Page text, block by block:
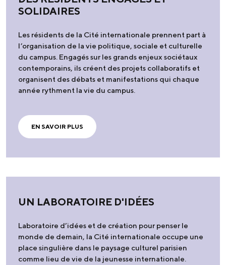
SOLIDAIRES
Les résidents de la Cité internationale prennent part à
l’organisation de la vie politique, sociale et culturelle
du campus. Engagés sur les grands enjeux sociétaux
contemporains, ils créent des projets collaboratifs et
organisent des débats et manifestations qui chaque
année rythment la vie du campus.
EN SAVOIR PLUS
UN LABORATOIRE D'IDÉES
Laboratoire d’idées et de création pour penser le
monde de demain, la Cité internationale occupe une
place singulière dans le paysage culturel parisien
comme lieu de vie de la jeunesse internationale.